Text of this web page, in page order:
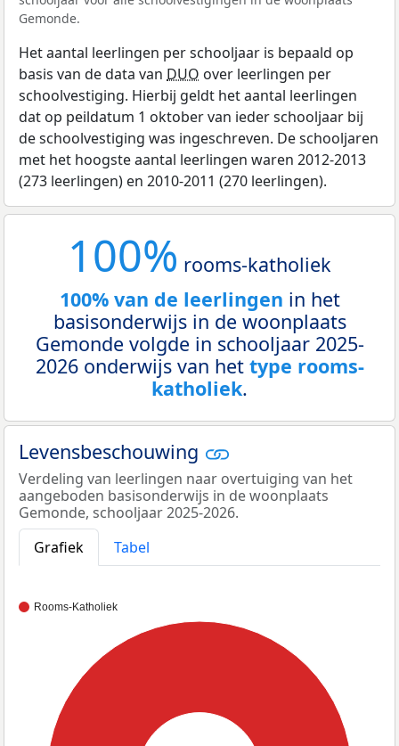
Gemonde.
Het aantal leerlingen per schooljaar is bepaald op
basis van de data van DUO over leerlingen per
schoolvestiging. Hierbij geldt het aantal leerlingen
dat op peildatum 1 oktober van ieder schooljaar bij
de schoolvestiging was ingeschreven. De schooljaren
met het hoogste aantal leerlingen waren 2012-2013
(273 leerlingen) en 2010-2011 (270 leerlingen).
100% rooms-katholiek
100% van de leerlingen in het
basisonderwijs in de woonplaats
Gemonde volgde in schooljaar 2025-
2026 onderwijs van het type rooms-
katholiek.
Levensbeschouwing
Verdeling van leerlingen naar overtuiging van het
aangeboden basisonderwijs in de woonplaats
Gemonde, schooljaar 2025-2026.
Grafiek
Tabel
Rooms-Katholiek